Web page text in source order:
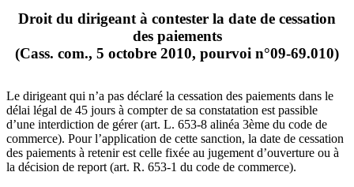
Droit du dirigeant à contester la date de cessation
des paiements
(Cass. com., 5 octobre 2010, pourvoi n°09-69.010)
Le dirigeant qui n’a pas déclaré la cessation des paiements dans le
délai légal de 45 jours à compter de sa constatation est passible
d’une interdiction de gérer (art. L. 653-8 alinéa 3ème du code de
commerce). Pour l’application de cette sanction, la date de cessation
des paiements à retenir est celle fixée au jugement d’ouverture ou à
la décision de report (art. R. 653-1 du code de commerce).